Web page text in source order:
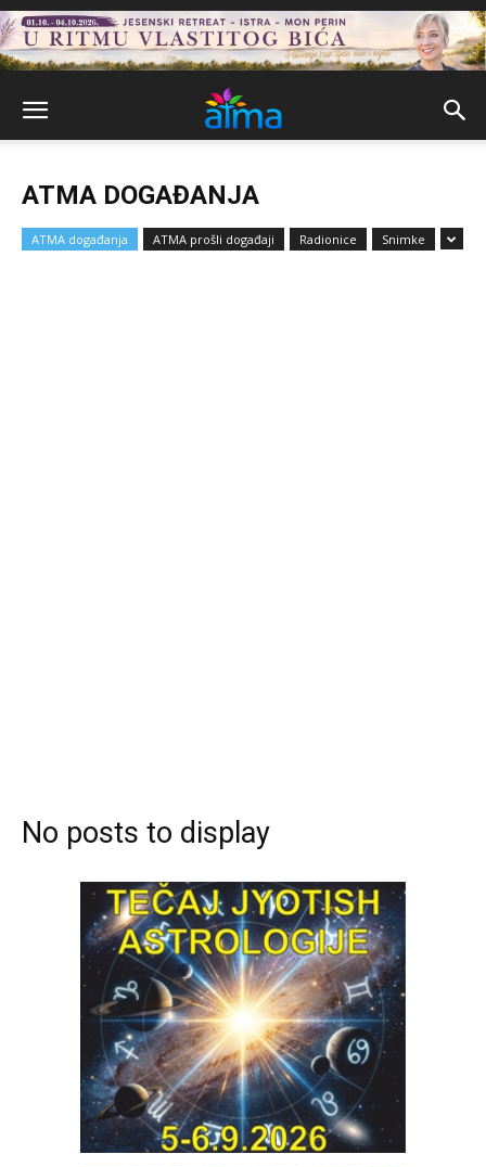
ATMA DOGAĐANJA
ATMA događanja ATMA prošli događaji Radionice Snimke
No posts to display